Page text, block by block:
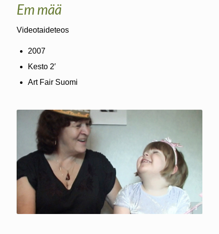
Em mää
Videotaideteos
2007
Kesto 2′
Art Fair Suomi
Soile Mottisenkangas